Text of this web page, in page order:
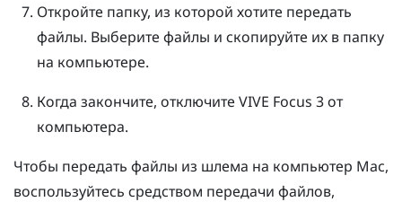
Откройте папку, из которой хотите передать
файлы. Выберите файлы и скопируйте их в папку
на компьютере.
Когда закончите, отключите VIVE Focus 3от
компьютера.
Чтобы передать файлы из шлема на компьютер Mac,
воспользуйтесь средством передачи файлов,